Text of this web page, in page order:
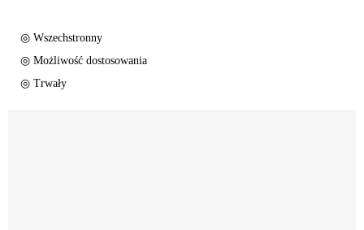
◎ Wszechstronny
◎ Możliwość dostosowania
◎ Trwały